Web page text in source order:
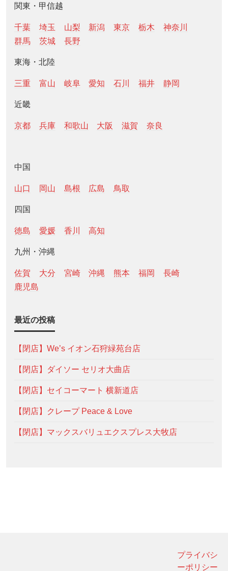
関東・甲信越
千葉 埼玉 山梨 新潟 東京 栃木
神奈川
群馬
茨城 長野
東海・北陸
三重 富山 岐阜 愛知 石川 福井 静岡
近畿
京都 兵庫 和歌山 大阪 滋賀 奈良
中国
山口 岡山 島根 広島 鳥取
四国
徳島 愛媛 香川 高知
九州・沖縄
佐賀 大分 宮崎 沖縄 熊本 福岡
長崎
鹿児島
最近の投稿
【閉店】We’s イオン石狩緑苑台店
【閉店】ダイソー セリオ大曲店
【閉店】セイコーマート 横新道店
【閉店】クレープ Peace & Love
【閉店】マックスバリュエクスプレス大牧店
プライバシ
ーポリシー